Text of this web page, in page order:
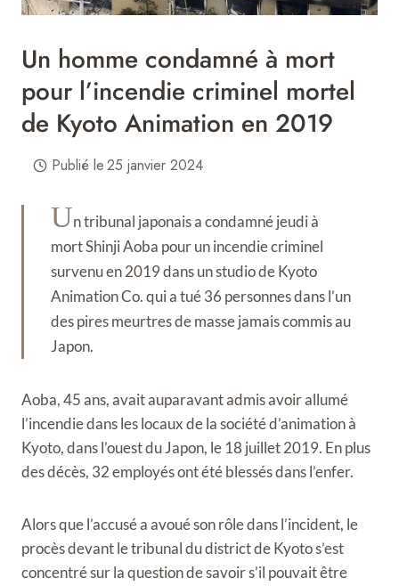
Un homme condamné à mort
pour l’incendie criminel mortel
de Kyoto Animation en 2019
Publié le25 janvier 2024
Un tribunal japonais a condamné jeudi à
mort Shinji Aoba pour un incendie criminel
survenu en 2019 dans un studio de Kyoto
Animation Co. qui a tué 36 personnes dans l’un
des pires meurtres de masse jamais commis au
Japon.
Aoba, 45 ans, avait auparavant admis avoir allumé
l’incendie dans les locaux de la société d’animation à
Kyoto, dans l’ouest du Japon, le 18 juillet 2019. En plus
des décès, 32 employés ont été blessés dans l’enfer.
Alors que l’accusé a avoué son rôle dans l’incident, le
procès devant le tribunal du district de Kyoto s’est
concentré sur la question de savoir s’il pouvait être